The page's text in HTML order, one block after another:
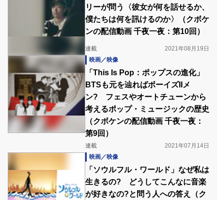
リーが問う〈彼女が何を話せるか、
僕たちは何を訊けるのか〉（クボケ
ンの配信動画 千夜一夜：第10回）
連載
2021年08月19日
映画／映像
「This Is Pop：ポップスの進化」
BTSも元を辿ればボーイズIIメ
ン? フェスやオートチューンから
考えるポップ・ミュージックの歴史
（クボケンの配信動画 千夜一夜：
第9回）
連載
2021年07月14日
映画／映像
「ソウルフル・ワールド」なぜ私は
生きるの? どうしてこんなに音楽
が好きなの?と問う人への答え（ク